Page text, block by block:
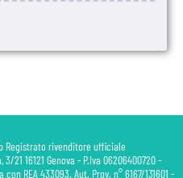
Registrato rivenditore ufficiale
16121 Genova - P.Iva 06206400720 -
REA 433093. Aut. Prov. n° 6167/131601 -